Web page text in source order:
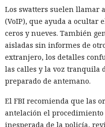
Los swatters suelen llamar
(VoIP), que ayuda a ocultar
ceros y nueves. También
aisladas sin informes de
extranjero, los detalles
las calles y la voz tranquila
preparado de antemano.
El FBI recomienda que las
antelación el
inesperada de la policía,